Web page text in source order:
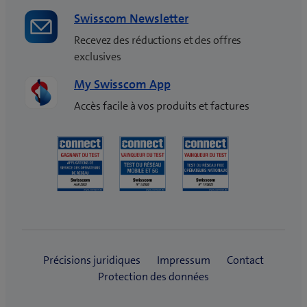
Swisscom Newsletter
Recevez des réductions et des offres
exclusives
My Swisscom App
Accès facile à vos produits et factures